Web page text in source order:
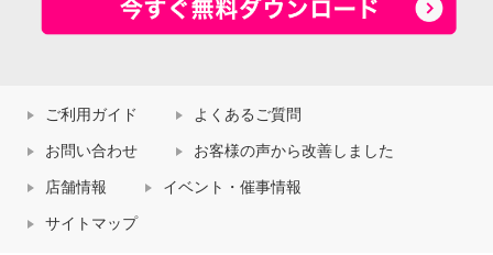
ご利用ガイド よくあるご質問
お問い合わせ お客様の声から改善しました
店舗情報 イベント・催事情報
サイトマップ